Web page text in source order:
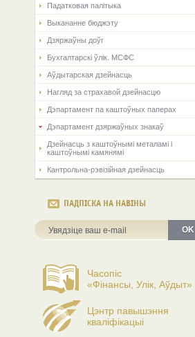
Падатковая палітыка
Выкананне бюджэту
Дзяржаўны доўг
Бухгалтарскі ўлік. МСФС
Аўдытарская дзейнасць
Нагляд за страхавой дзейнасцю
Дэпартамент па каштоўных паперах
Дэпартамент дзяржаўных знакаў
Дзейнасць з каштоўнымі металамі і
каштоўнымі камянямі
Кантрольна-рэвізійная дзейнасць
ПАДПІСКА НА НАВІНЫ
OK
Часопіс
«Фінансы, Улік, Аўдыт»
Цэнтр павышэння
кваліфікацыі